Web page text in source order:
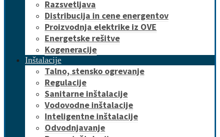
Razsvetljava
Distribucija in cene energentov
Proizvodnja elektrike iz OVE
Energetske rešitve
Kogeneracije
Inštalacije
Talno, stensko ogrevanje
Regulacije
Sanitarne inštalacije
Vodovodne inštalacije
Inteligentne inštalacije
Odvodnjavanje